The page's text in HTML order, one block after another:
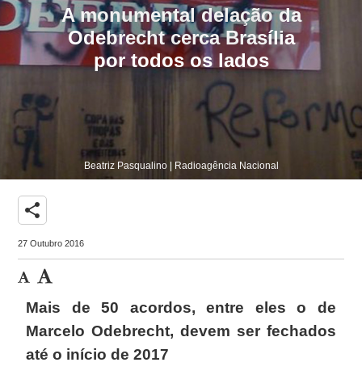
A monumental delação da
Odebrecht cerca Brasília
por todos os lados
Beatriz Pasqualino | Radioagência Nacional
share
27 Outubro 2016
Mais de 50 acordos, entre eles o de
Marcelo Odebrecht, devem ser fechados
até o início de 2017